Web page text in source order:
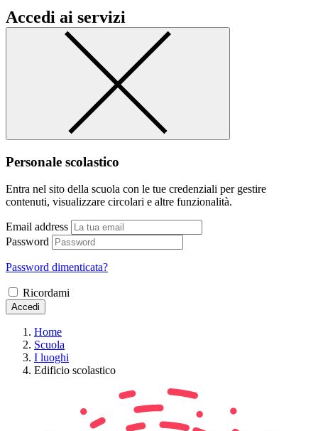
Accedi ai servizi
Personale scolastico
Entra nel sito della scuola con le tue credenziali per gestire
contenuti, visualizzare circolari e altre funzionalità.
Email address
Password
Password dimenticata?
Ricordami
Accedi
Home
Scuola
I luoghi
Edificio scolastico